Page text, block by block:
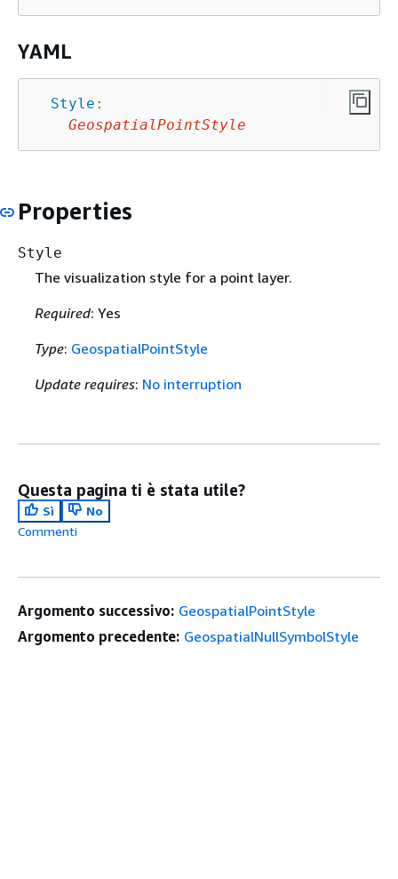
YAML
Style :
GeospatialPointStyle
Properties
Style
The visualization style for a point layer.
Required: Yes
Type: GeospatialPointStyle
Update requires: No interruption
Questa pagina ti è stata utile?
Sì
No
Commenti
Argomento successivo: GeospatialPointStyle
Argomento precedente: GeospatialNullSymbolStyle